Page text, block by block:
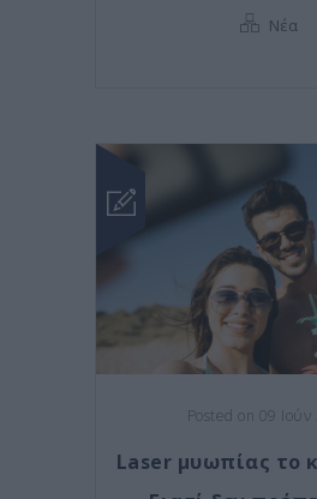
Νέα
Posted on 09
Laser μυωπίας το